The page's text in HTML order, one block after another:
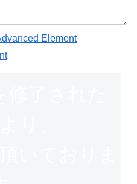
Element